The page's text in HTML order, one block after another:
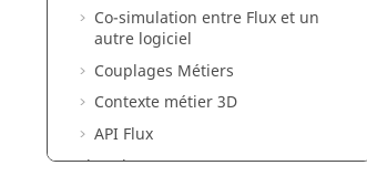
Co-simulation entre Flux et un
autre logiciel
Couplages Métiers
Contexte métier 3D
API Flux
Flux Skew